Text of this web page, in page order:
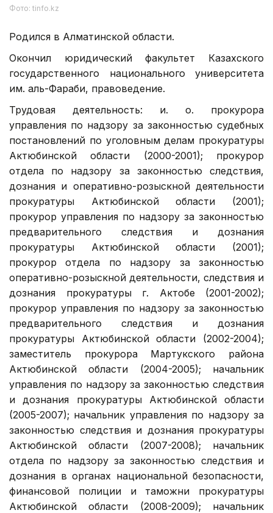
Фото: tinfo.kz
Родился в Алматинской области.
Окончил юридический факультет Казахского
государственного национального университета
им. аль-Фараби, правоведение.
Трудовая деятельность: и. о. прокурора
управления по надзору за законностью судебных
постановлений по уголовным делам прокуратуры
Актюбинской области (2000-2001); прокурор
отдела по надзору за законностью следствия,
дознания и оперативно-розыскной деятельности
прокуратуры Актюбинской области (2001);
прокурор управления по надзору за законностью
предварительного следствия и дознания
прокуратуры Актюбинской области (2001);
прокурор отдела по надзору за законностью
оперативно-розыскной деятельности, следствия и
дознания прокуратуры г. Актобе (2001-2002);
прокурор управления по надзору за законностью
предварительного следствия и дознания
прокуратуры Актюбинской области (2002-2004);
заместитель прокурора Мартукского района
Актюбинской области (2004-2005); начальник
управления по надзору за законностью следствия
и дознания прокуратуры Актюбинской области
(2005-2007); начальник управления по надзору за
законностью следствия и дознания прокуратуры
Актюбинской области (2007-2008); начальник
отдела по надзору за законностью следствия и
дознания в органах национальной безопасности,
финансовой полиции и таможни прокуратуры
Актюбинской области (2008-2009); начальник